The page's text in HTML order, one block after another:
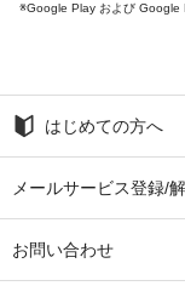
Google Play および Google
はじめての方へ
メールサービス登録/
お問い合わせ